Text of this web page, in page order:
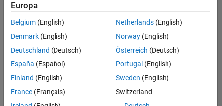
Guardar
empleos
seleccionados
No se
han
traducido
todos
los
empleos.
Europa
Belgium (English)
Denmark (English)
Deutschland (Deutsch)
España (Español)
Finland (English)
France (Français)
Netherlands(English)
Norway(English)
Österreich (Deutsch)
Portugal (English)
Sweden (English)
Switzerland